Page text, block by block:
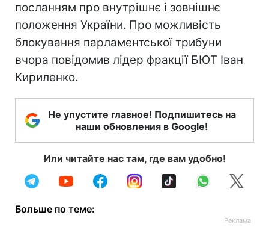
посланням про внутрішнє і зовнішнє
положення України. Про можливість
блокування парламентської трибуни
вчора повідомив лідер фракції БЮТ Іван
Кириленко.
Не упустите главное! Подпишитесь на
наши обновления в Google!
Или читайте нас там, где вам удобно!
Больше по теме: